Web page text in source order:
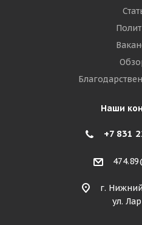
Наши
+7 831
г.
ул.